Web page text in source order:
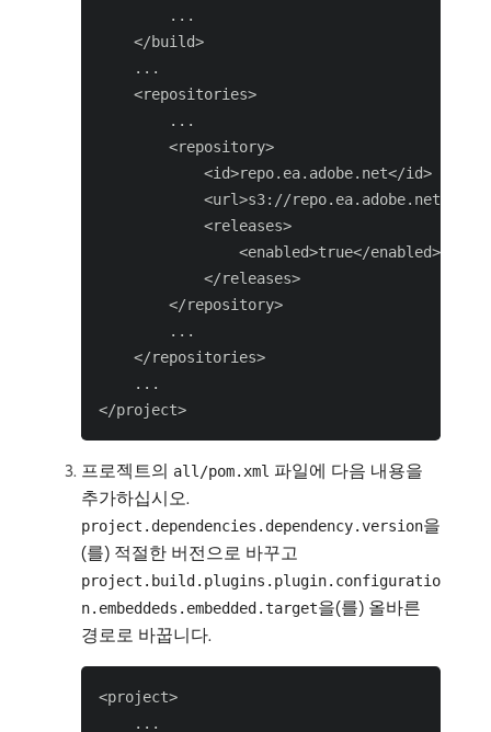
        ...
    </build>
    ...
    <repositories>
        ...
        <repository>
            <id>repo.ea.adobe.net</id>
<url>s3://repo.ea.adobe.net/
            <releases>
                <enabled>true</enabled>
            </releases>
        </repository>
        ...
    </repositories>
    ...
프로젝트의 all/pom.xml 파일에 다음 내용을
추가하십시오.
project.dependencies.dependency.version을
(를) 적절한 버전으로 바꾸고
project.build.plugins.plugin.configuratio
n.embeddeds.embedded.target을(를) 올바른
경로로 바꿉니다.
<project>
    ...